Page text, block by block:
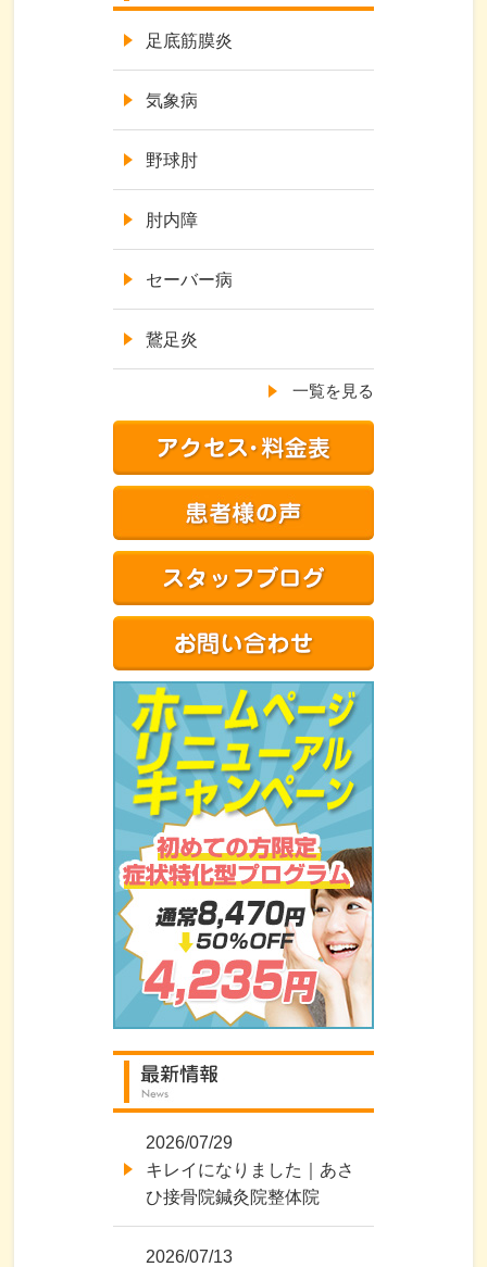
足底筋膜炎
気象病
野球肘
肘内障
セーバー病
鵞足炎
一覧を見る
2026/07/29
キレイになりました｜あさ
ひ接骨院鍼灸院整体院
2026/07/13